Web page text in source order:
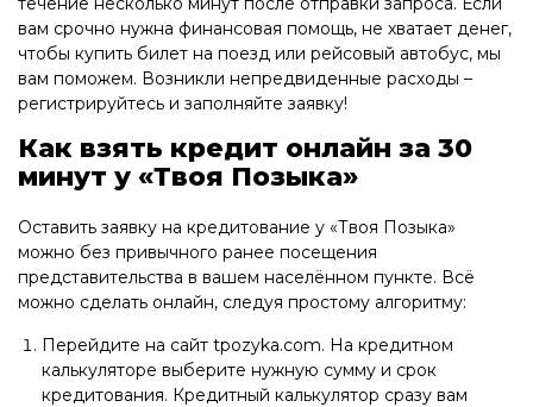
вам срочно нужна финансовая помощь, не хватает денег,
чтобы купить билет на поезд или рейсовый автобус, мы
вам поможем. Возникли непредвиденные расходы –
регистрируйтесь и заполняйте заявку!
Как взять кредит онлайн за 30
минут у «Твоя Позыка»
Оставить заявку на кредитование у «Твоя Позыка»
можно без привычного ранее посещения
представительства в вашем населённом пункте. Всё
можно сделать онлайн, следуя простому алгоритму:
Перейдите на сайт tpozyka.com. На кредитном
калькуляторе выберите нужную сумму и срок
кредитования. Кредитный калькулятор сразу вам